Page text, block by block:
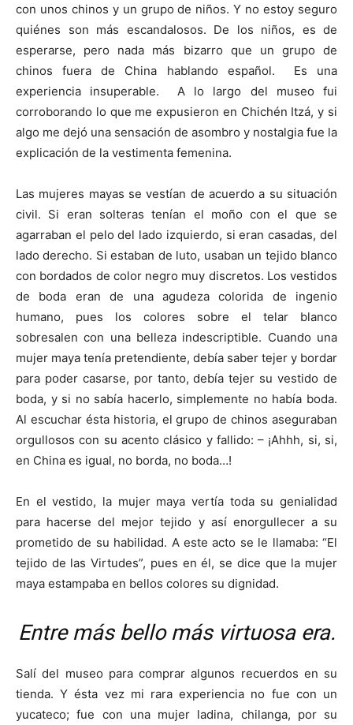
con unos chinos y un grupo de niños. Y no estoy seguro
quiénes son más escandalosos. De los niños, es de
esperarse, pero nada más bizarro que un grupo de
chinos fuera de China hablando español. Es una
experiencia insuperable. A lo largo del museo fui
corroborando lo que me expusieron en Chichén Itzá, y si
algo me dejó una sensación de asombro y nostalgia fue la
explicación de la vestimenta femenina.
Las mujeres mayas se vestían de acuerdo a su situación
civil. Si eran solteras tenían el moño con el que se
agarraban el pelo del lado izquierdo, si eran casadas, del
lado derecho. Si estaban de luto, usaban un tejido blanco
con bordados de color negro muy discretos. Los vestidos
de boda eran de una agudeza colorida de ingenio
humano, pues los colores sobre el telar blanco
sobresalen con una belleza indescriptible. Cuando una
mujer maya tenía pretendiente, debía saber tejer y bordar
para poder casarse, por tanto, debía tejer su vestido de
boda, y si no sabía hacerlo, simplemente no había boda.
Al escuchar ésta historia, el grupo de chinos aseguraban
orgullosos con su acento clásico y fallido: – ¡Ahhh, si, si,
en China es igual, no borda, no boda…!
En el vestido, la mujer maya vertía toda su genialidad
para hacerse del mejor tejido y así enorgullecer a su
prometido de su habilidad. A este acto se le llamaba: “El
tejido de las Virtudes”, pues en él, se dice que la mujer
maya estampaba en bellos colores su dignidad.
Entre más bello más virtuosa era.
Salí del museo para comprar algunos recuerdos en su
tienda. Y ésta vez mi rara experiencia no fue con un
yucateco; fue con una mujer ladina, chilanga, por su